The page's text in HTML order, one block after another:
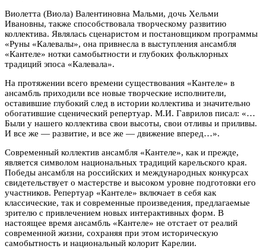
Виолетта (Виола) Валентиновна Мальми, дочь Хельми
Ивановны, также способствовала творческому развитию
коллектива. Являлась сценаристом и постановщиком программы
«Руны «Калевалы», она привнесла в выступления ансамбля
«Кантеле» нотки самобытности и глубоких фольклорных
традиций эпоса «Калевала».
На протяжении всего времени существования «Кантеле» в
ансамбль приходили все новые творческие исполнители,
оставившие глубокий след в истории коллектива и значительно
обогатившие сценический репертуар. М.И. Гаврилов писал: «…
Были у нашего коллектива свои высоты, свои отливы и приливы.
И все же — развитие, и все же — движение вперед…».
Современный коллектив ансамбля «Кантеле», как и прежде,
является символом национальных традиций карельского края.
Победы ансамбля на российских и международных конкурсах
свидетельствует о мастерстве и высоком уровне подготовки его
участников. Репертуар «Кантеле» включает в себя как
классические, так и современные произведения, предлагаемые
зрителю с привлечением новых интерактивных форм. В
настоящее время ансамбль «Кантеле» не отстает от реалий
современной жизни, сохраняя при этом историческую
самобытность и национальный колорит Карелии.